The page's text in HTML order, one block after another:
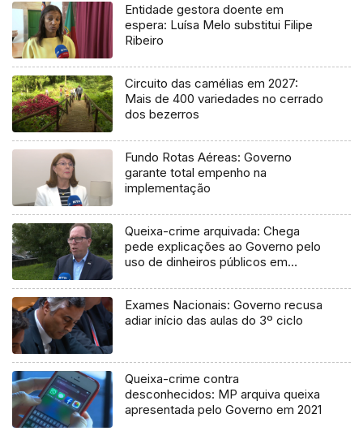
Entidade gestora doente em
espera: Luísa Melo substitui Filipe
Ribeiro
Circuito das camélias em 2027:
Mais de 400 variedades no cerrado
dos bezerros
Fundo Rotas Aéreas: Governo
garante total empenho na
implementação
Queixa-crime arquivada: Chega
pede explicações ao Governo pelo
uso de dinheiros públicos em
Exames Nacionais: Governo recusa
adiar início das aulas do 3º ciclo
Queixa-crime contra
desconhecidos: MP arquiva queixa
apresentada pelo Governo em 2021